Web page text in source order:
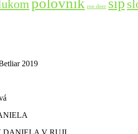
roe deer sip
2019